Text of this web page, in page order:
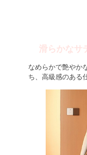
滑らかなサ
なめらかで艶やか
ち、高級感のある